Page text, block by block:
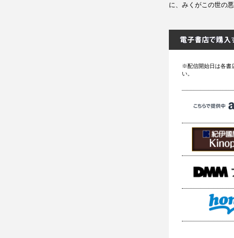
に、みくがこの世の
※配信開始日は各書
い。